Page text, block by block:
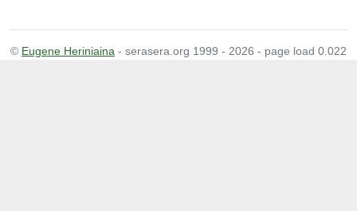
© Eugene Heriniaina - serasera.org 1999 - 2026 - page load 0.022